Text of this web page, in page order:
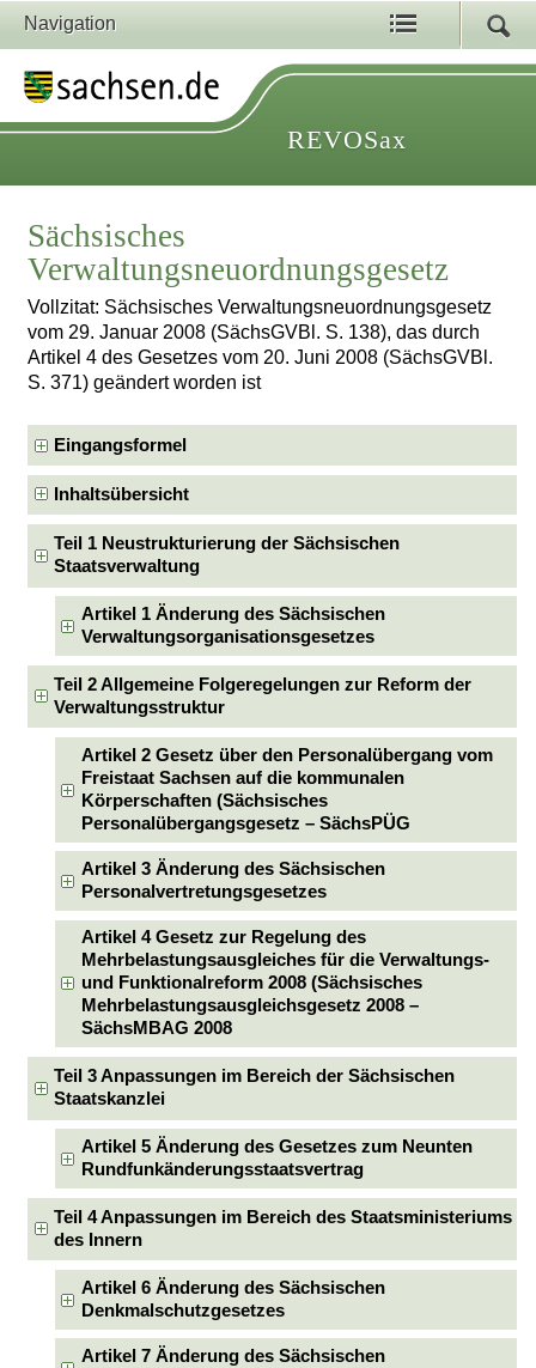
Navigation
REVOSax
Sächsisches
Verwaltungsneuordnungsgesetz
Vollzitat: Sächsisches Verwaltungsneuordnungsgesetz
vom 29. Januar 2008 (SächsGVBl. S. 138), das durch
Artikel 4 des Gesetzes vom 20. Juni 2008 (SächsGVBl.
S. 371) geändert worden ist
Eingangsformel
Inhaltsübersicht
Teil 1 Neustrukturierung der Sächsischen
Staatsverwaltung
Artikel 1 Änderung des Sächsischen
Verwaltungsorganisationsgesetzes
Teil 2 Allgemeine Folgeregelungen zur Reform der
Verwaltungsstruktur
Artikel 2 Gesetz über den Personalübergang vom
Freistaat Sachsen auf die kommunalen
Körperschaften (Sächsisches
Personalübergangsgesetz – SächsPÜG
Artikel 3 Änderung des Sächsischen
Personalvertretungsgesetzes
Artikel 4 Gesetz zur Regelung des
Mehrbelastungsausgleiches für die Verwaltungs-
und Funktionalreform 2008 (Sächsisches
Mehrbelastungsausgleichsgesetz 2008 –
SächsMBAG 2008
Teil 3 Anpassungen im Bereich der Sächsischen
Staatskanzlei
Artikel 5 Änderung des Gesetzes zum Neunten
Rundfunkänderungsstaatsvertrag
Teil 4 Anpassungen im Bereich des Staatsministeriums
des Innern
Artikel 6 Änderung des Sächsischen
Denkmalschutzgesetzes
Artikel 7 Änderung des Sächsischen